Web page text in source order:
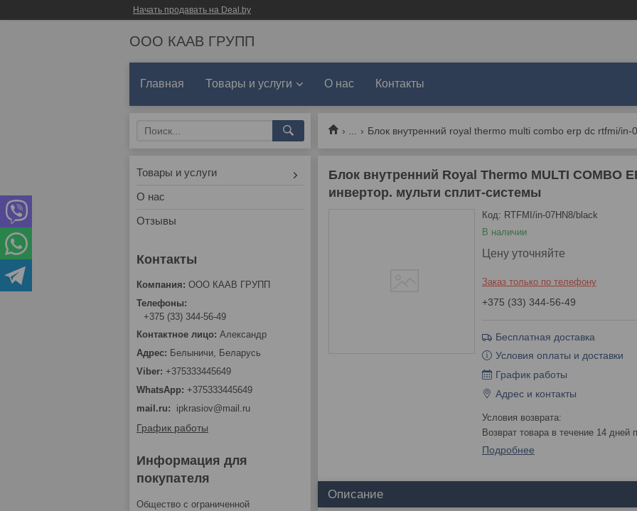
Начать продавать на Deal.by
ООО КААВ ГРУПП
Главная Товары и услуги О нас Контакты
Блок внутренний Royal Thermo MULTI COMBO
инвертор. мульти сплит-системы
В наличии
Код: RTFMI/in-07HN8/black
Цену уточняйте
Заказ только по телефону
+375 (33) 344-56-49
Бесплатная доставка
Условия оплаты и доставки
График работы
Адрес и контакты
возврат товара в течение 14 дней
Подробнее
Описание
Товары и услуги
О нас
Отзывы
ООО КААВ ГРУПП
+375 (33) 344-56-49
Александр
Белыничи, Беларусь
+375333445649
+375333445649
mail.ru
ipkrasiov@mail.ru
График работы
Информация для
покупателя
Общество с ограниченной